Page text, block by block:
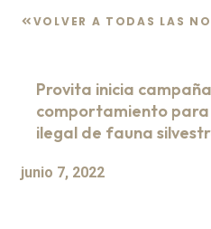
VOLVER A TODAS LAS
Provita inicia
comportamiento
ilegal de fauna
junio 7, 2022